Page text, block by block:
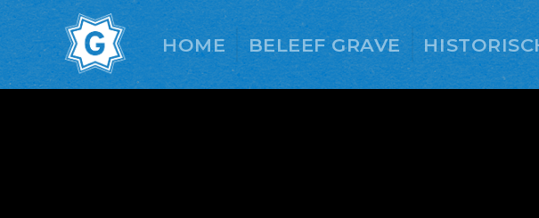
HOME BELEEF GRAVE